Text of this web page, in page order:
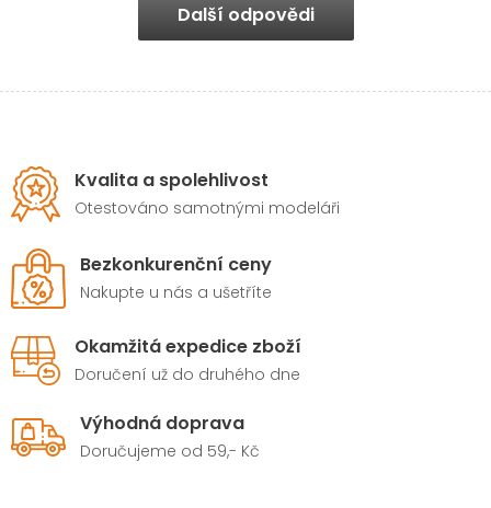
Další odpovědi
Kvalita a spolehlivost
Otestováno samotnými modeláři
Bezkonkurenční ceny
Nakupte u nás a ušetříte
Okamžitá expedice zboží
Doručení už do druhého dne
Výhodná doprava
Doručujeme od 59,- Kč